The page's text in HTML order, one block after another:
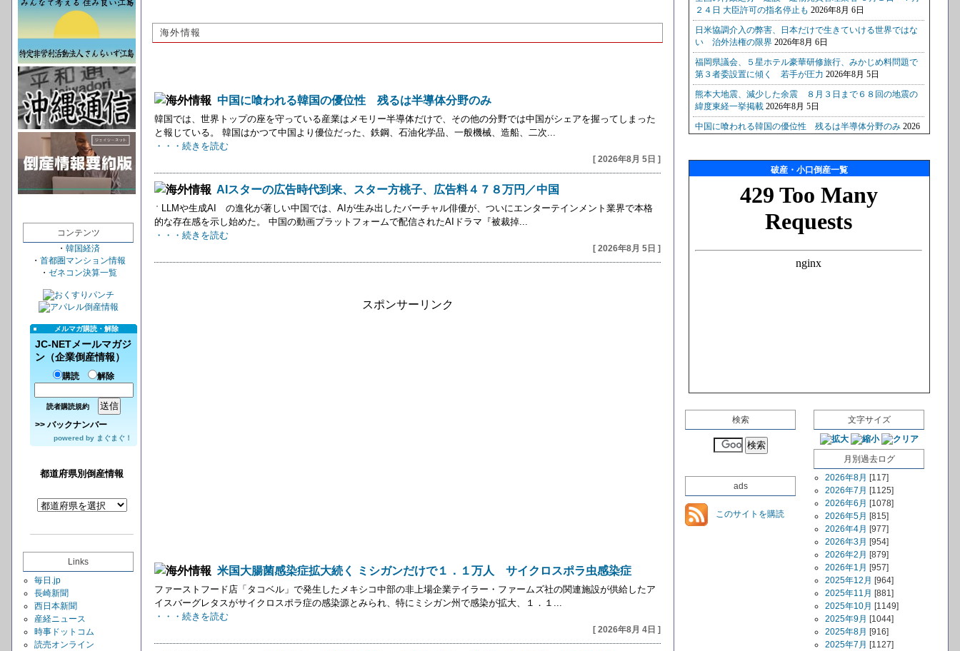
コンテンツ
・ 韓国経済
・ 首都圏マンション情報
・ ゼネコン決算一覧
メルマガ購読・解除
JC-NETメールマガジ
ン（企業倒産情報）
購読 解除
読者購読規約
>> バックナンバー
powered by まぐまぐ！
都道府県別倒産情報
Links
毎日.jp
長崎新聞
西日本新聞
産経ニュース
時事ドットコム
読売オンライン
海外情報
中国に喰われる韓国の優位性 残るは半導体分野のみ
韓国では、世界トップの座を守っている産業はメモリー半導体だけで、その他の分野では中国がシェアを握ってしまった
と報じている。 韓国はかつて中国より優位だった、鉄鋼、石油化学品、一般機械、造船、二次...
・・・続きを読む
[ 2026年8月 5日 ]
AIスターの広告時代到来、スター方桃子、広告料４７８万円／中国
LLMや生成AI の進化が著しい中国では、AIが生み出したバーチャル俳優が、ついにエンターテインメント業界で本格
的な存在感を示し始めた。 中国の動画プラットフォームで配信されたAIドラマ『被裁掉...
・・・続きを読む
[ 2026年8月 5日 ]
スポンサーリンク
米国大腸菌感染症拡大続く ミシガンだけで１．１万人 サイクロスポラ虫感染症
ファーストフード店「タコベル」で発生したメキシコ中部の⁠非上場企業テイラー・ファームズ社の関連施設が供給したア
イスバーグレタスがサイクロスポラ症の感染源とみられ、特にミシガン州で感染が拡大、１．１...
・・・続きを読む
[ 2026年8月 4日 ]
破産・小口倒産一覧
検索
ads
このサイトを購読
文字サイズ
月別過去ログ
2026年8月 [117]
2026年7月 [1125]
2026年6月 [1078]
2026年5月 [815]
2026年4月 [977]
2026年3月 [954]
2026年2月 [879]
2026年1月 [957]
2025年12月 [964]
2025年11月 [881]
2025年10月 [1149]
2025年9月 [1044]
2025年8月 [916]
2025年7月 [1127]